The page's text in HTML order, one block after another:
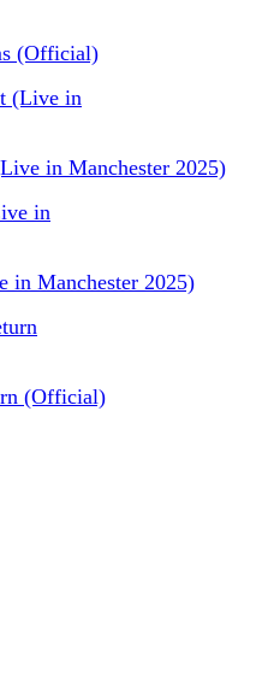
(Official)
in Manchester 2025)
in Manchester 2025)
(Official)